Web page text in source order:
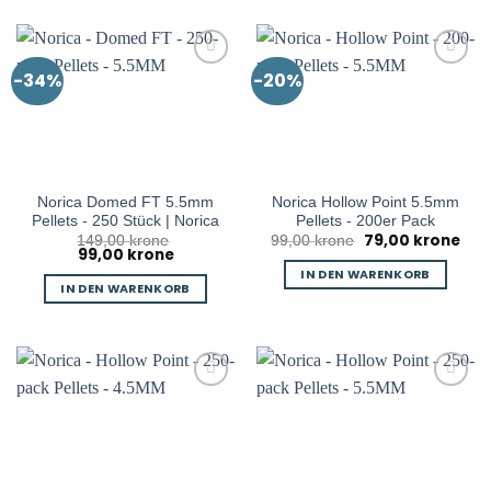
-34%
Norica Domed FT 5.5mm
Pellets - 250 Stück | Norica
149,00krone
Ursprünglicher
war:
149,00 kr
99,00 kroneAktueller
ist:
99,00 kr.
IN DEN WARENKORB
-20%
Norica Hollow Point 5.5mm
Pellets - 200er Pack
99,00krone
Ursprünglicher
war:
99,00 kr
79,00 krone
IN DEN WARENKORB